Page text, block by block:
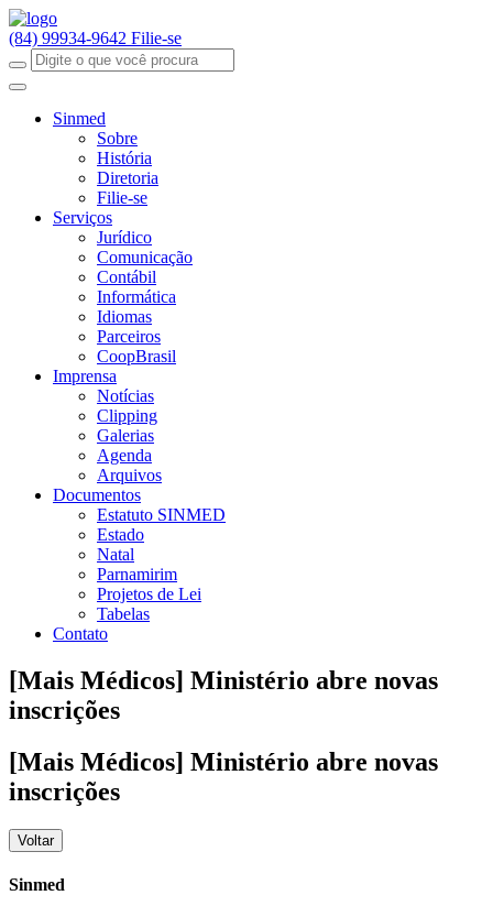
(84) 99934-9642 Filie-se
Sinmed
Sobre
História
Diretoria
Filie-se
Serviços
Jurídico
Comunicação
Contábil
Informática
Idiomas
Parceiros
CoopBrasil
Imprensa
Notícias
Clipping
Galerias
Agenda
Arquivos
Documentos
Estatuto SINMED
Estado
Natal
Parnamirim
Projetos de Lei
Tabelas
Contato
[Mais Médicos] Ministério abre novas
inscrições
[Mais Médicos] Ministério abre novas
inscrições
Voltar
Sinmed